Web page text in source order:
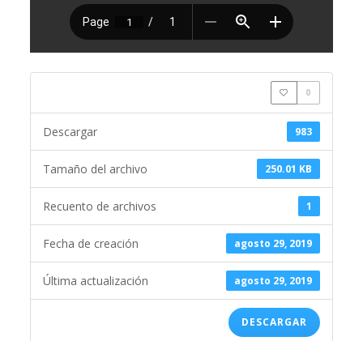
0
983
Descargar
250.01 KB
Tamaño del archivo
1
Recuento de archivos
agosto 29, 2019
Fecha de creación
agosto 29, 2019
Última actualización
DESCARGAR